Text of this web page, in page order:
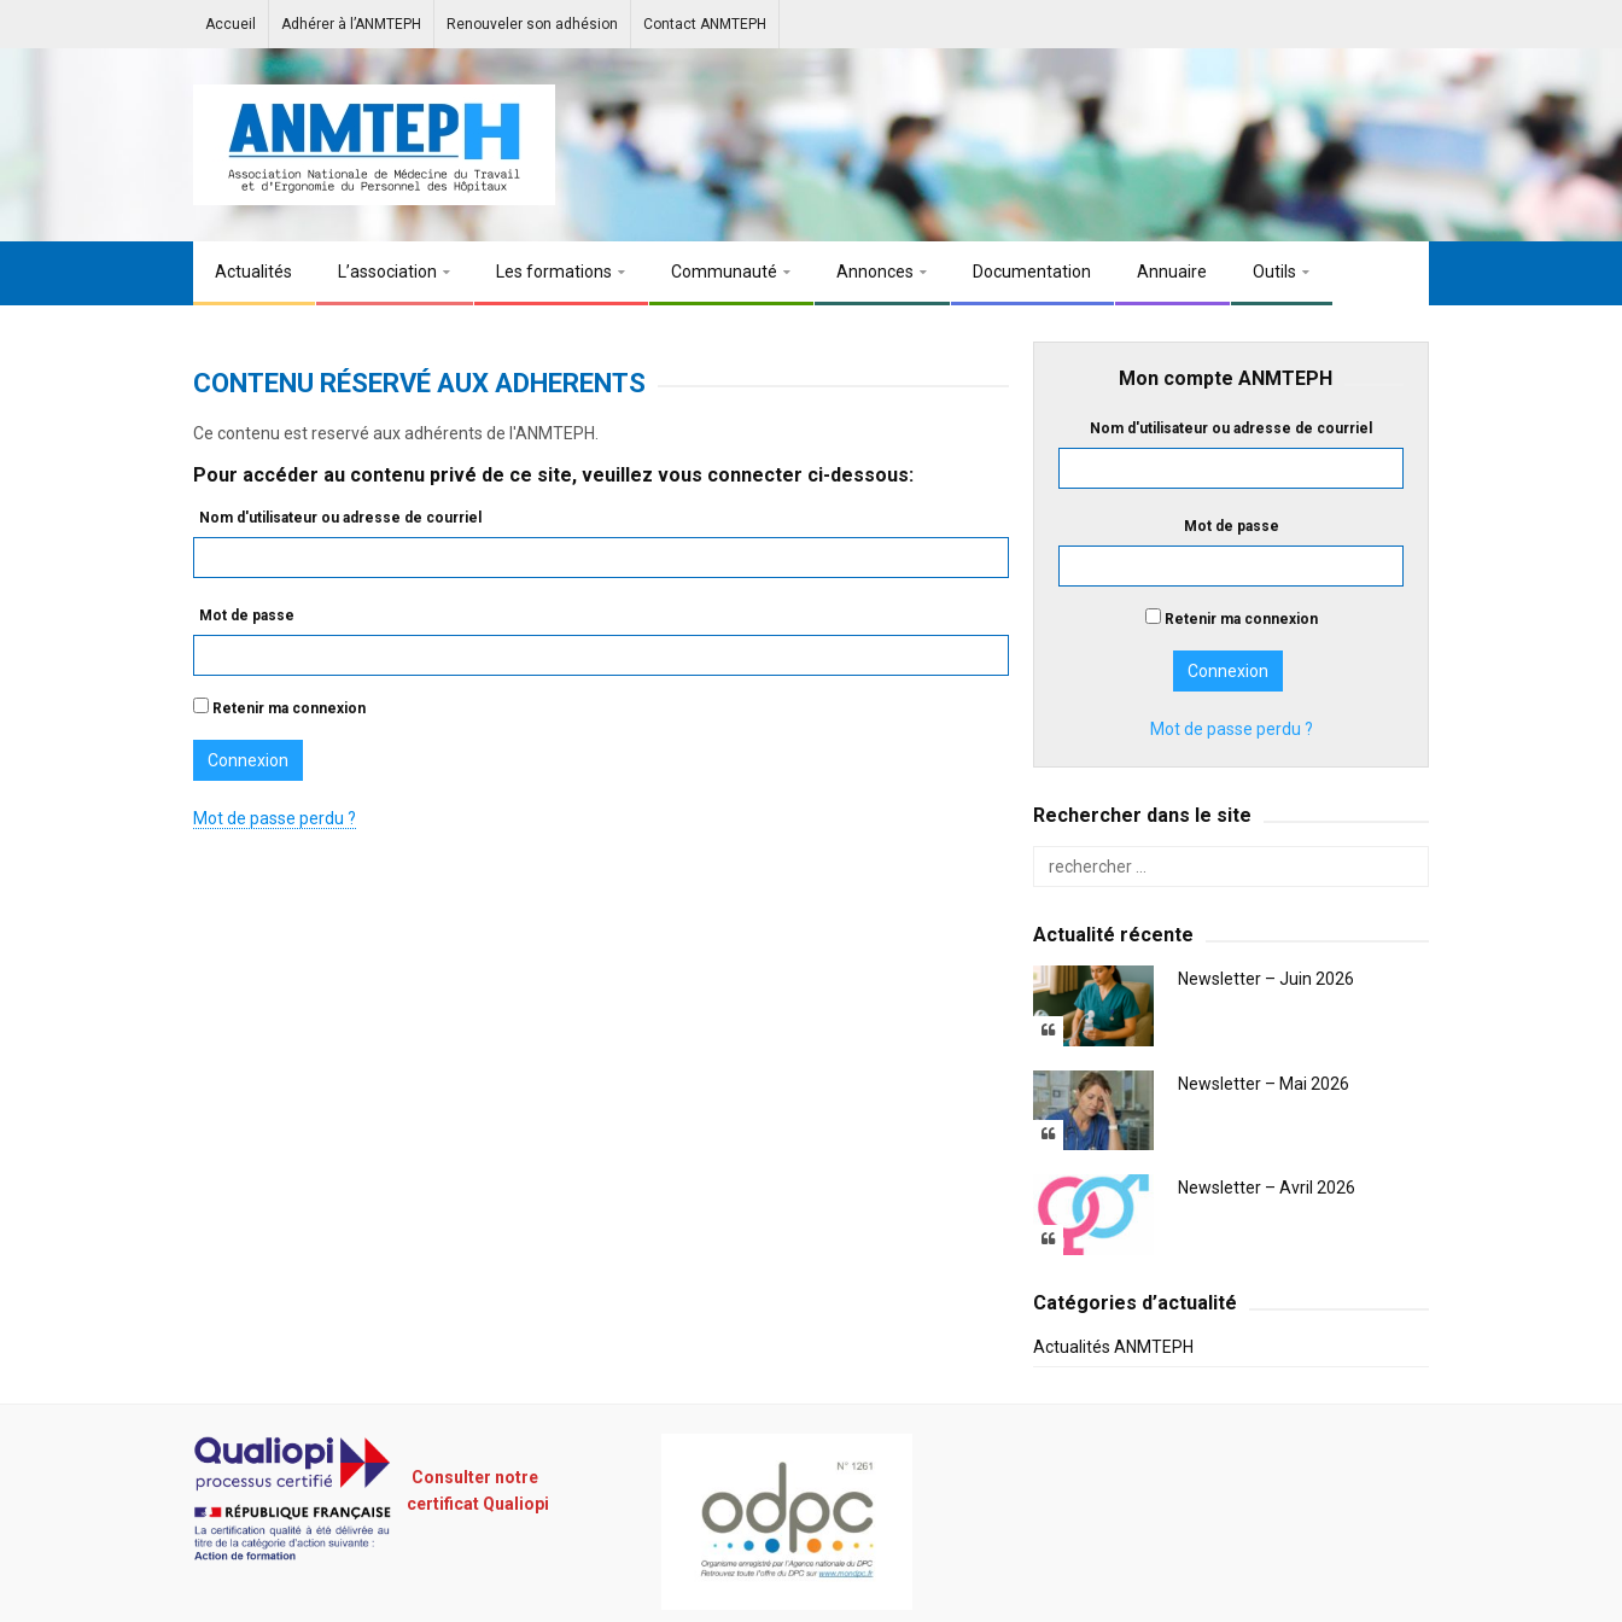
Accueil Adhérer à l’ANMTEPH Renouveler son adhésion Contact ANMTEPH
Actualités L’association Les formations Communauté Annonces Documentation Annuaire Outils
CONTENU RÉSERVÉ AUX ADHERENTS
Ce contenu est reservé aux adhérents de l'ANMTEPH.
Pour accéder au contenu privé de ce site, veuillez vous connecter ci-dessous:
Nom d'utilisateur ou adresse de courriel
Mot de passe
Retenir ma connexion
Mot de passe perdu ?
Mon compte ANMTEPH
Nom d'utilisateur ou adresse de courriel
Mot de passe
Retenir ma connexion
Mot de passe perdu ?
Rechercher dans le site
Actualité récente
Newsletter – Juin 2026
Newsletter – Mai 2026
Newsletter – Avril 2026
Catégories d’actualité
Actualités ANMTEPH
Consulter notre
certificat Qualiopi